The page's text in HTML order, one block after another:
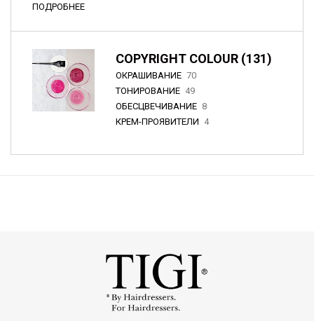
ПОДРОБНЕЕ
COPYRIGHT COLOUR (131)
ОКРАШИВАНИЕ 70
ТОНИРОВАНИЕ 49
ОБЕСЦВЕЧИВАНИЕ 8
КРЕМ-ПРОЯВИТЕЛИ 4